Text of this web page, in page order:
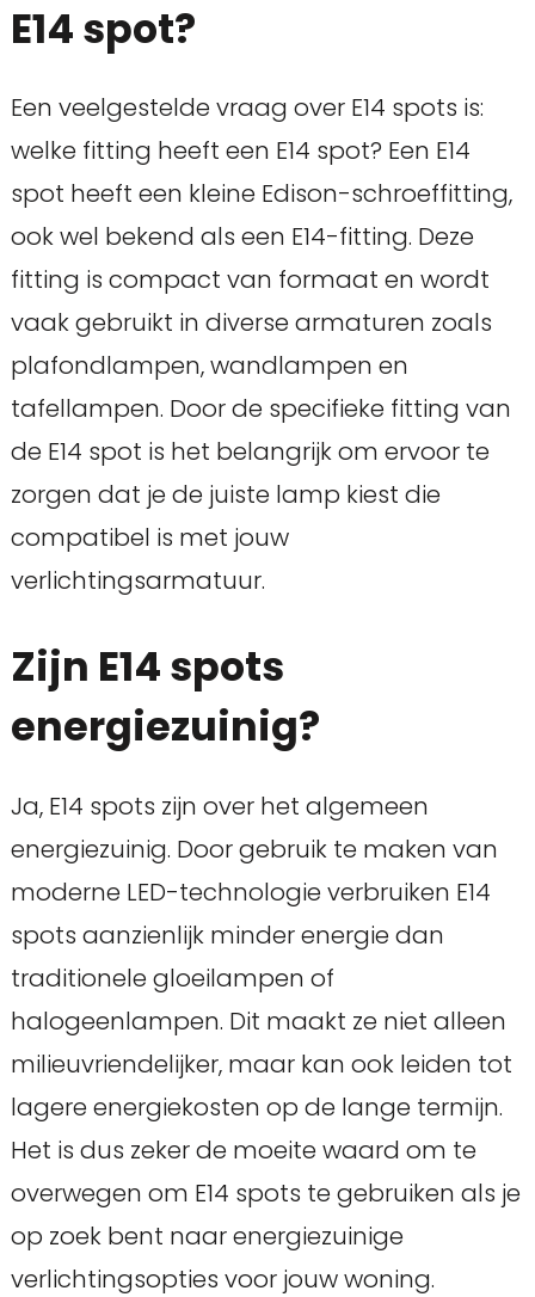
E14 spot?
Een veelgestelde vraag over E14 spots is:
welke fitting heeft een E14 spot? Een E14
spot heeft een kleine Edison-schroeffitting,
ook wel bekend als een E14-fitting. Deze
fitting is compact van formaat en wordt
vaak gebruikt in diverse armaturen zoals
plafondlampen, wandlampen en
tafellampen. Door de specifieke fitting van
de E14 spot is het belangrijk om ervoor te
zorgen dat je de juiste lamp kiest die
compatibel is met jouw
verlichtingsarmatuur.
Zijn E14 spots
energiezuinig?
Ja, E14 spots zijn over het algemeen
energiezuinig. Door gebruik te maken van
moderne LED-technologie verbruiken E14
spots aanzienlijk minder energie dan
traditionele gloeilampen of
halogeenlampen. Dit maakt ze niet alleen
milieuvriendelijker, maar kan ook leiden tot
lagere energiekosten op de lange termijn.
Het is dus zeker de moeite waard om te
overwegen om E14 spots te gebruiken als je
op zoek bent naar energiezuinige
verlichtingsopties voor jouw woning.